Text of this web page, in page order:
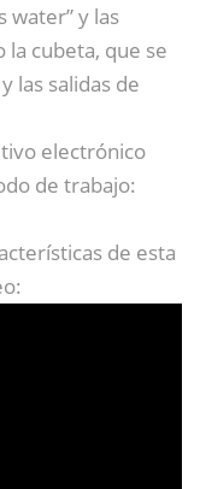
water” y las
la cubeta, que se
las salidas de
electrónico
de trabajo:
de esta